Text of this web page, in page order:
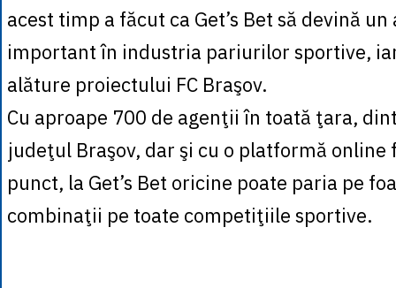
acest timp a făcut ca Get’s Bet să devină
important în industria pariurilor sportive,
alăture proiectului FC Braşov.
Cu aproape 700 de agenţii în toată ţara,
judeţul Braşov, dar şi cu o platformă online
punct, la Get’s Bet oricine poate paria pe
combinaţii pe toate competiţiile sportive.